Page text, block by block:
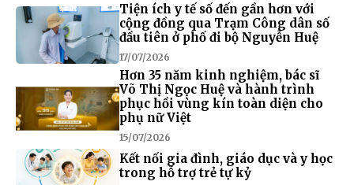
Tiện ích y tế số đến gần hơn với
cộng đồng qua Trạm Công dân số
đầu tiên ở phố đi bộ Nguyễn Huệ
17/07/2026
Hơn 35 năm kinh nghiệm, bác sĩ
Võ Thị Ngọc Huệ và hành trình
phục hồi vùng kín toàn diện cho
phụ nữ Việt
15/07/2026
Kết nối gia đình, giáo dục và y học
trong hỗ trợ trẻ tự kỷ